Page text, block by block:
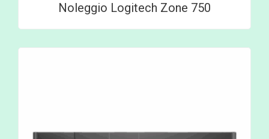
Noleggio Logitech Zone 750